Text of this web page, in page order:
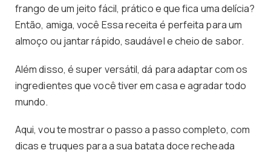
frango de um jeito fácil, prático e que fica uma delícia?
Então, amiga, você Essa receita é perfeita para um
almoço ou jantar rápido, saudável e cheio de sabor.
Além disso, é super versátil, dá para adaptar com os
ingredientes que você tiver em casa e agradar todo
mundo.
Aqui, vou te mostrar o passo a passo completo, com
dicas e truques para a sua batata doce recheada